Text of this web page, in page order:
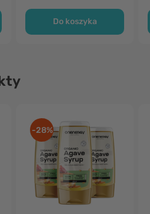
Do koszyka
-28%